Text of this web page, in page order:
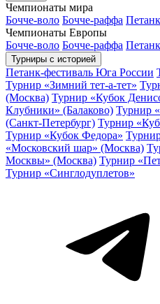
Чемпионаты мира
Бочче-воло Бочче-раффа Петанк
Чемпионаты Европы
Бочче-воло Бочче-раффа Петанк
Турниры с историей
Петанк-фестиваль Юга России
Турнир «Зимний тет-а-тет»
(Москва) Турнир «Кубок
Клубники» (Балаково) Турнир
(Санкт-Петербург) Турнир
Турнир «Кубок Федора»
«Московский шар» (Москва)
Москвы» (Москва) Турнир
Турнир «Синглодуплетов»